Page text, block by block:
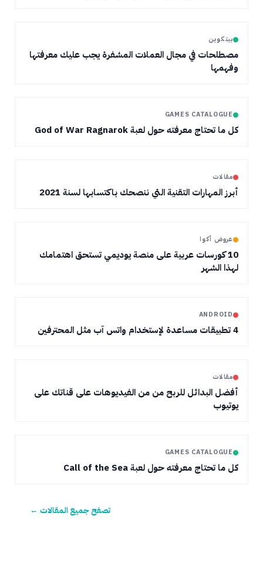
بيتكوين
مصطلحات في مجال العملات المشفرة يجب عليك معرفتها
وفهمها
GAMES CATALOGUE
كل ما تحتاج معرفته حول لعبة God of War Ragnarok
مقالات
أبرز المهارات التقنية التي ننصحك باكتسابها لسنة 2021
عروض أكوا
10 كورسات عربية على منصة يوديمي تستحق اهتمامك
لهذا الشهر
ANDROID
4 تطبيقات مساعدة لإستخدام واتس آب مثل المحترفين
مقالات
أفضل البدائل للربح من من الفيديوهات على قناتك على
يوتيوب
GAMES CATALOGUE
كل ما تحتاج معرفته حول لعبة Call of the Sea
تصفح جميع المقالات ←